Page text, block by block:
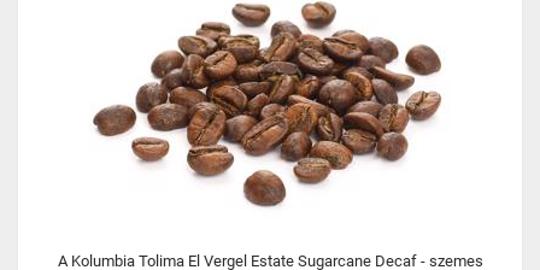
A Kolumbia Tolima El Vergel Estate Sugarcane Decaf - szemes